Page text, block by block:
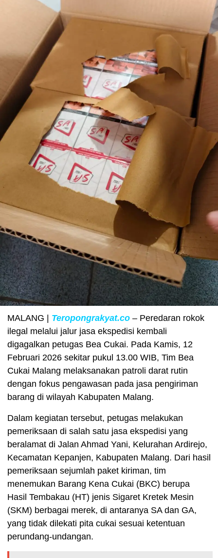
MALANG | Teropongrakyat.co – Peredaran rokok
ilegal melalui jalur jasa ekspedisi kembali
digagalkan petugas Bea Cukai. Pada Kamis, 12
Februari 2026 sekitar pukul 13.00 WIB, Tim Bea
Cukai Malang melaksanakan patroli darat rutin
dengan fokus pengawasan pada jasa pengiriman
barang di wilayah Kabupaten Malang.
Dalam kegiatan tersebut, petugas melakukan
pemeriksaan di salah satu jasa ekspedisi yang
beralamat di Jalan Ahmad Yani, Kelurahan Ardirejo,
Kecamatan Kepanjen, Kabupaten Malang. Dari hasil
pemeriksaan sejumlah paket kiriman, tim
menemukan Barang Kena Cukai (BKC) berupa
Hasil Tembakau (HT) jenis Sigaret Kretek Mesin
(SKM) berbagai merek, di antaranya SA dan GA,
yang tidak dilekati pita cukai sesuai ketentuan
perundang-undangan.